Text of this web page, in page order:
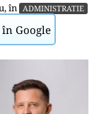
, în ADMINISTRATIE
Google